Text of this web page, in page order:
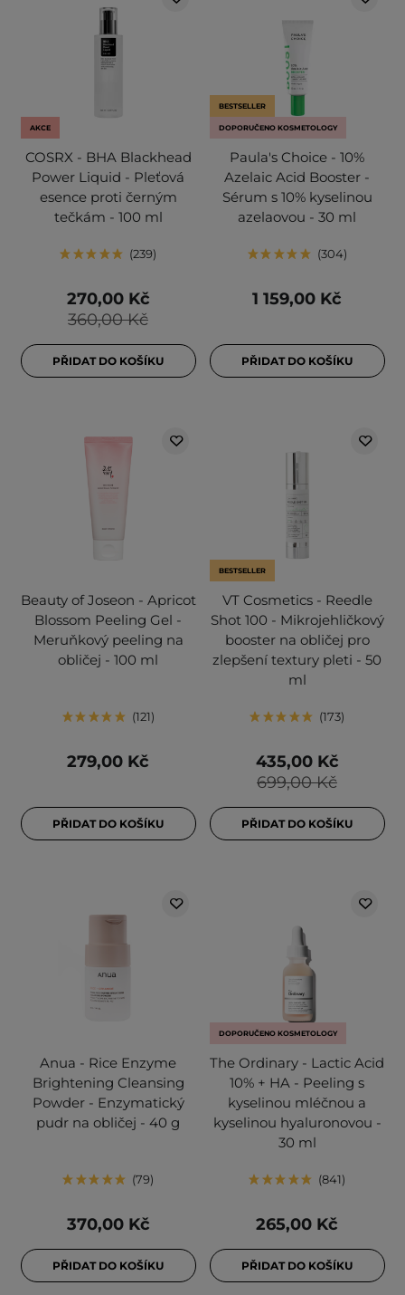
AKCE
COSRX - BHA Blackhead
Power Liquid - Pleťová
esence proti černým
tečkám - 100 ml
239
360,00 Kč
270,00 Kč
PŘIDAT DO KOŠÍKU
BESTSELLER
DOPORUČENO KOSMETOLOGY
Paula's Choice - 10%
Azelaic Acid Booster -
Sérum s 10% kyselinou
azelaovou - 30 ml
304
1 159,00 Kč
PŘIDAT DO KOŠÍKU
Beauty of Joseon - Apricot
Blossom Peeling Gel -
Meruňkový peeling na
obličej - 100 ml
121
279,00 Kč
PŘIDAT DO KOŠÍKU
BESTSELLER
VT Cosmetics - Reedle
Shot 100 - Mikrojehličkový
booster na obličej pro
zlepšení textury pleti - 50
ml
173
699,00 Kč
435,00 Kč
PŘIDAT DO KOŠÍKU
Anua - Rice Enzyme
Brightening Cleansing
Powder - Enzymatický
pudr na obličej - 40 g
79
370,00 Kč
PŘIDAT DO KOŠÍKU
DOPORUČENO KOSMETOLOGY
The Ordinary - Lactic Acid
10% + HA - Peeling s
kyselinou mléčnou a
kyselinou hyaluronovou -
30 ml
841
265,00 Kč
PŘIDAT DO KOŠÍKU